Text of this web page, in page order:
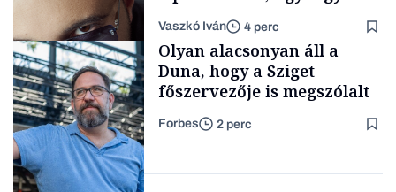
Content Lab HUB
Forbes-sztori
a legsarkosabb
gondolataimat akartam
kimondani
Vaszkó Iván 4 perc
Olyan alacsonyan áll a
Duna, hogy a Sziget
főszervezője is megszólalt
Forbes 2 perc